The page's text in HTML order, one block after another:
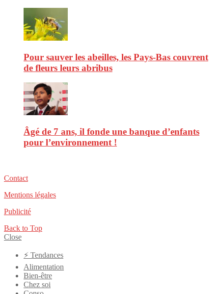
Pour sauver les abeilles, les Pays-Bas couvrent
de fleurs leurs abribus
Âgé de 7 ans, il fonde une banque d’enfants
pour l’environnement !
Contact
Mentions légales
Publicité
Back to Top
Close
⚡️ Tendances
Alimentation
Bien-être
Chez soi